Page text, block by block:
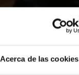
Acerca de las cookies